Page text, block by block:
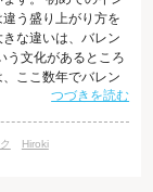
う盛り上がり方を
な違いは、バレン
う文化があるところ
ここ数年でバレン
っかりと浸透してい
す。 まずは、手始
つづきを読む
Hiroki